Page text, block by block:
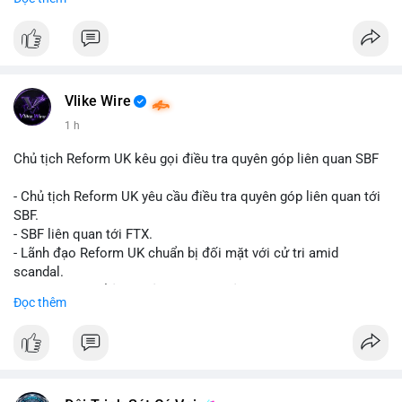
nhà đầu tư trong ngành vật liệu xây dựng và hạ tầng.
nhựa polyolefin trong tương lai?
Vlike Wire
1 h
Chủ tịch Reform UK kêu gọi điều tra quyên góp liên quan SBF
- Chủ tịch Reform UK yêu cầu điều tra quyên góp liên quan tới
SBF.
- SBF liên quan tới FTX.
- Lãnh đạo Reform UK chuẩn bị đối mặt với cử tri amid
scandal.
- Không có thông tin tác động thị trường ngay lập tức.
Đọc thêm